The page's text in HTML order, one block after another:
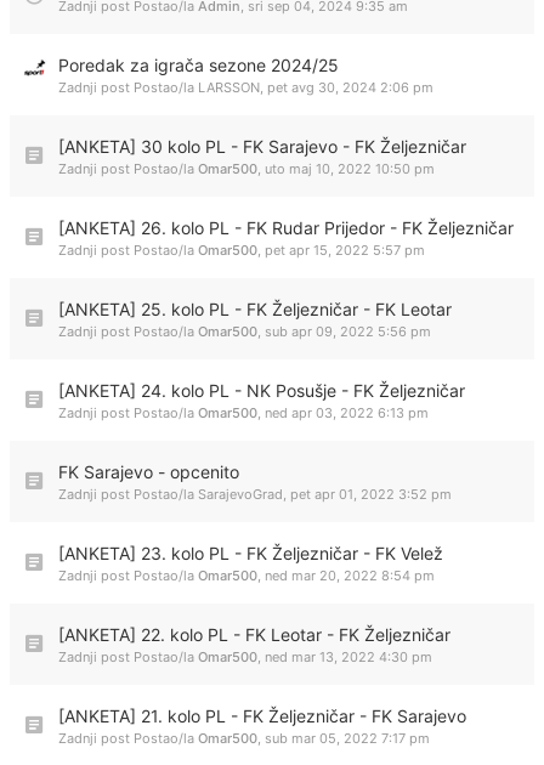
Zadnji post Postao/la Admin, sri sep 04, 2024 9:35 am
Poredak za igrača sezone 2024/25
Zadnji post Postao/la LARSSON, pet avg 30, 2024 2:06 pm
[ANKETA] 30 kolo PL - FK Sarajevo - FK Željezničar
Zadnji post Postao/la Omar500, uto maj 10, 2022 10:50 pm
[ANKETA] 26. kolo PL - FK Rudar Prijedor - FK Željezničar
Zadnji post Postao/la Omar500, pet apr 15, 2022 5:57 pm
[ANKETA] 25. kolo PL - FK Željezničar - FK Leotar
Zadnji post Postao/la Omar500, sub apr 09, 2022 5:56 pm
[ANKETA] 24. kolo PL - NK Posušje - FK Željezničar
Zadnji post Postao/la Omar500, ned apr 03, 2022 6:13 pm
FK Sarajevo - opcenito
Zadnji post Postao/la SarajevoGrad, pet apr 01, 2022 3:52 pm
[ANKETA] 23. kolo PL - FK Željezničar - FK Velež
Zadnji post Postao/la Omar500, ned mar 20, 2022 8:54 pm
[ANKETA] 22. kolo PL - FK Leotar - FK Željezničar
Zadnji post Postao/la Omar500, ned mar 13, 2022 4:30 pm
[ANKETA] 21. kolo PL - FK Željezničar - FK Sarajevo
Zadnji post Postao/la Omar500, sub mar 05, 2022 7:17 pm